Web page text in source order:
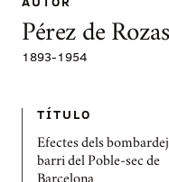
Pérez de Rozas
1893-1954
TÍTULO
Efectes dels
barri del Poble-sec de